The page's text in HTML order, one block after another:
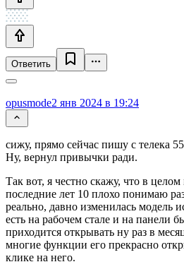
Ответить
opusmode2 янв 2024 в 19:24
сижу, прямо сейчас пишу с телека
Ну, вернул привычки ради.
Так вот, я честно скажу, что в
последние лет 10 плохо понимаю
реально, давно изменилась модель
есть на рабочем стале и на панели
приходится открывать ну раз в
многие функции его прекрасно
клике на него.